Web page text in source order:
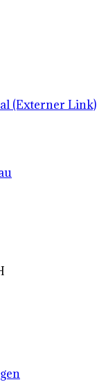
(Externer Link)